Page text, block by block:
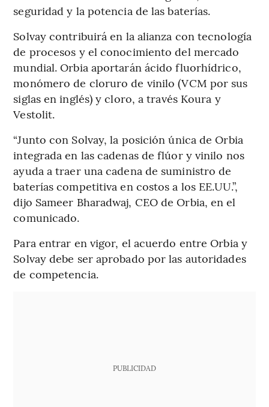
seguridad y la potencia de las baterías.
Solvay contribuirá en la alianza con tecnología
de procesos y el conocimiento del mercado
mundial. Orbia aportarán ácido fluorhídrico,
monómero de cloruro de vinilo (VCM por sus
siglas en inglés) y cloro, a través Koura y
Vestolit.
“Junto con Solvay, la posición única de Orbia
integrada en las cadenas de flúor y vinilo nos
ayuda a traer una cadena de suministro de
baterías competitiva en costos a los EE.UU.”,
dijo Sameer Bharadwaj, CEO de Orbia, en el
comunicado.
Para entrar en vigor, el acuerdo entre Orbia y
Solvay debe ser aprobado por las autoridades
de competencia.
PUBLICIDAD